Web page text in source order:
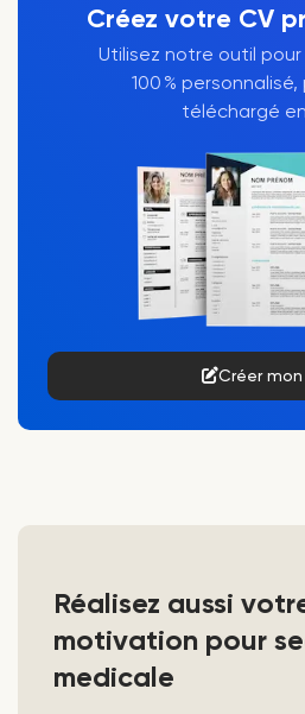
Créez votre CV
Utilisez notre outil
100 %
téléchargé en
Créer mon
Réalisez aussi
motivation pour
medicale